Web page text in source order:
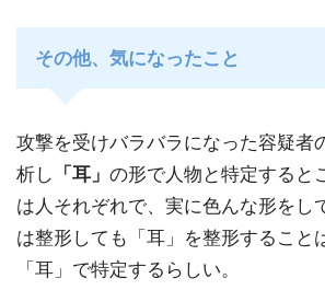
その他、気になったこと
攻撃を受けバラバラになった容疑者
析し
「耳」 の形で人物と特定すると
は人それぞれで、実に色んな形をし
は整形しても「耳」を整形すること
「耳」で特定するらしい。